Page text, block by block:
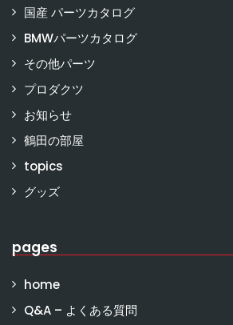
国産 パーツカタログ
BMWパーツカタログ
その他パーツ
プロダクツ
お知らせ
鶴田の部屋
topics
グッズ
pages
home
Q&A – よくある質問